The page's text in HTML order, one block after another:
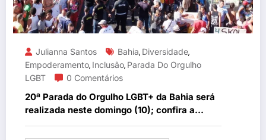
Julianna Santos Bahia, Diversidade,
Empoderamento, Inclusão, Parada Do Orgulho
LGBT
0 Comentários
20ª Parada do Orgulho LGBT+ da Bahia será
realizada neste domingo (10); confira a
programação